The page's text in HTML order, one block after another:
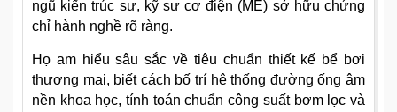
ngũ kiến trúc sư, kỹ sư cơ điện (ME) sở hữu chứng
chỉ hành nghề rõ ràng.
Họ am hiểu sâu sắc về tiêu chuẩn thiết kế bể bơi
thương mại, biết cách bố trí hệ thống đường ống âm
nền khoa học, tính toán chuẩn công suất bơm lọc và